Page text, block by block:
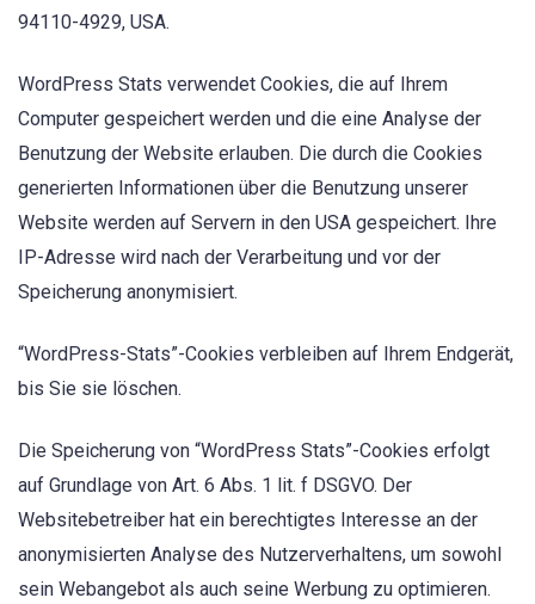
94110-4929, USA.
WordPress Stats verwendet Cookies, die auf Ihrem
Computer gespeichert werden und die eine Analyse der
Benutzung der Website erlauben. Die durch die Cookies
generierten Informationen über die Benutzung unserer
Website werden auf Servern in den USA gespeichert. Ihre
IP-Adresse wird nach der Verarbeitung und vor der
Speicherung anonymisiert.
“WordPress-Stats”-Cookies verbleiben auf Ihrem Endgerät,
bis Sie sie löschen.
Die Speicherung von “WordPress Stats”-Cookies erfolgt
auf Grundlage von Art. 6 Abs. 1 lit. f DSGVO. Der
Websitebetreiber hat ein berechtigtes Interesse an der
anonymisierten Analyse des Nutzerverhaltens, um sowohl
sein Webangebot als auch seine Werbung zu optimieren.